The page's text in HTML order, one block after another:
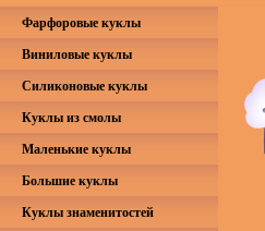
Фарфоровые куклы
Виниловые куклы
Силиконовые куклы
Куклы из смолы
Маленькие куклы
Большие куклы
Куклы знаменитостей